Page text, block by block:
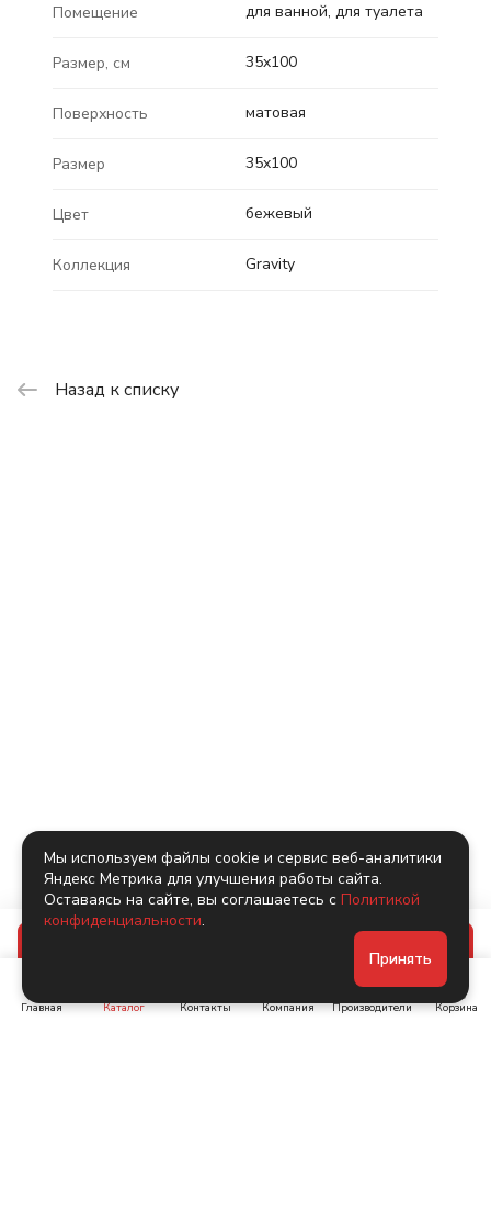
Помещение для ванной, для туалета
Размер, см 35x100
Поверхность матовая
Размер 35x100
Цвет бежевый
Коллекция Gravity
Назад к списку
Главная Каталог Контакты Компания Производители Корзина
Мы используем файлы cookie и сервис веб-аналитики
Яндекс Метрика для улучшения работы сайта.
Оставаясь на сайте, вы соглашаетесь с Политикой
конфиденциальности.
Принять